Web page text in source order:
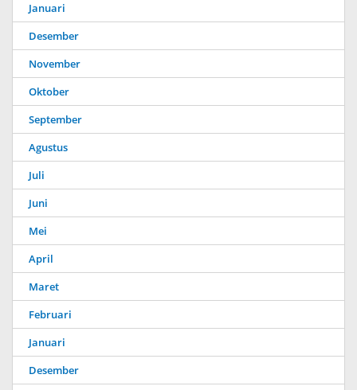
Januari
Desember
November
Oktober
September
Agustus
Juli
Juni
Mei
April
Maret
Februari
Januari
Desember